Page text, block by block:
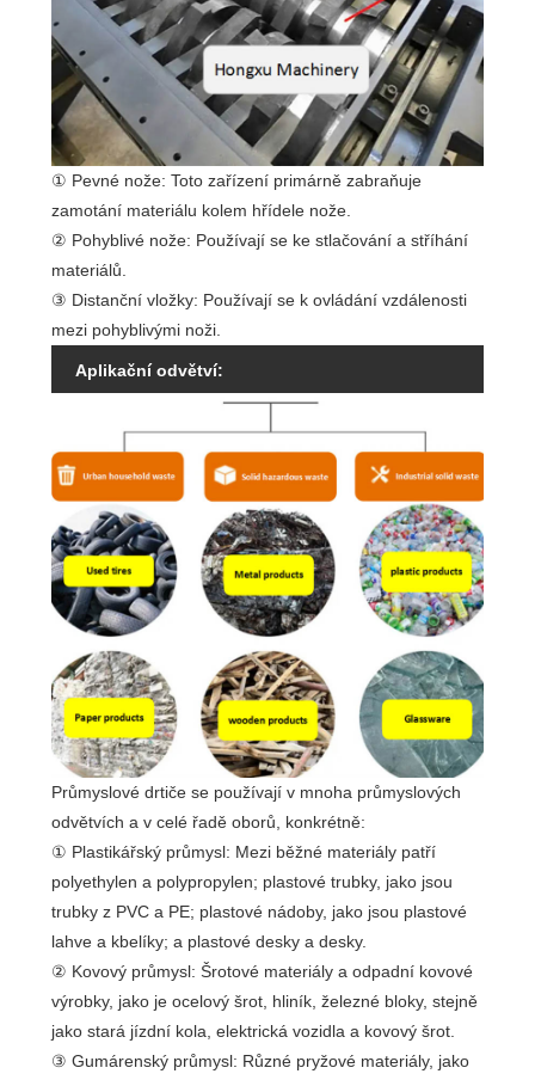
① Pevné nože: Toto zařízení primárně zabraňuje
zamotání materiálu kolem hřídele nože.
② Pohyblivé nože: Používají se ke stlačování a stříhání
materiálů.
③ Distanční vložky: Používají se k ovládání vzdálenosti
mezi pohyblivými noži.
Aplikační odvětví:
Průmyslové drtiče se používají v mnoha průmyslových
odvětvích a v celé řadě oborů, konkrétně:
① Plastikářský průmysl: Mezi běžné materiály patří
polyethylen a polypropylen; plastové trubky, jako jsou
trubky z PVC a PE; plastové nádoby, jako jsou plastové
lahve a kbelíky; a plastové desky a desky.
② Kovový průmysl: Šrotové materiály a odpadní kovové
výrobky, jako je ocelový šrot, hliník, železné bloky, stejně
jako stará jízdní kola, elektrická vozidla a kovový šrot.
③ Gumárenský průmysl: Různé pryžové materiály, jako